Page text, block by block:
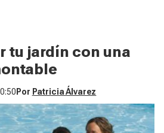
tu jardín con una
Por Patricia Álvarez